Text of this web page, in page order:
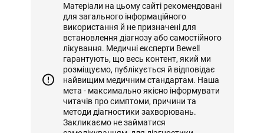
Матеріали на цьому сайті рекомендовані
для загального інформаційного
використання й не призначені для
встановлення діагнозу або самостійного
лікування. Медичні експерти Bewell
гарантують, що весь контент, який ми
розміщуємо, публікується й відповідає
найвищим медичним стандартам. Наша
мета - максимально якісно інформувати
читачів про симптоми, причини та
методи діагностики захворювань.
Закликаємо не займатися